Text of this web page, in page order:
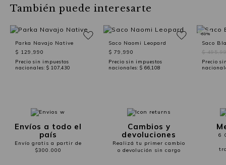
También puede interesarte
Parka Navajo Native
$ 129,990
Precio sin impuestos
nacionales: $ 107,430
Saco Naomi Leopard
$ 79,990
Precio sin impuestos
nacionales: $ 66,108
Saco
$
Precio
-60%
Envíos a todo el
país
Envío gratis a partir de
$300.000
Cambios y
devoluciones
Realizá tu primer cambio
o devolución sin cargo
6